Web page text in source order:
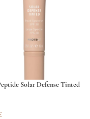
Solar Defense Tinted